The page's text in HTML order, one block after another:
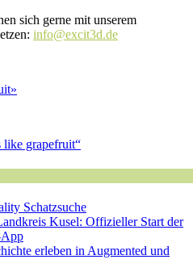
sich gerne mit unserem
info@excit3d.de
like grapefruit“
Schatzsuche
Kusel: Offizieller Start der
App
erleben in Augmented und